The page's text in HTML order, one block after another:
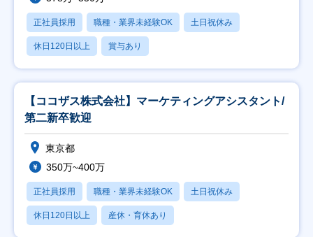
正社員採用 職種・業界未経験OK 土日祝休み
休日120日以上 賞与あり
【ココザス株式会社】マーケティングアシスタント/
第二新卒歓迎
東京都
350万~400万
正社員採用 職種・業界未経験OK 土日祝休み
休日120日以上 産休・育休あり